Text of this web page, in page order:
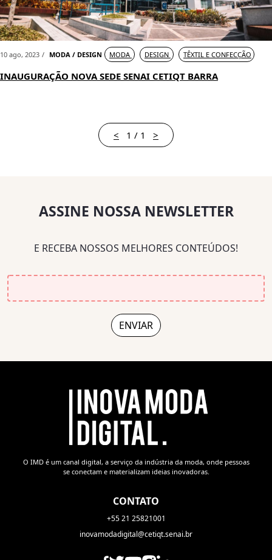
10 ago, 2023 MODA / DESIGN MODA DESIGN TÊXTIL E CONFECÇÃO
INAUGURAÇÃO NOVA SEDE SENAI CETIQT BARRA
< 1 / 1 >
ASSINE NOSSA NEWSLETTER
E RECEBA NOSSOS MELHORES CONTEÚDOS!
O IMD é um canal digital, a serviço da indústria da moda, onde pessoas
se conectam e materializam ideias inovadoras.
CONTATO
+55 21 25821001
inovamodadigital@cetiqt.senai.br